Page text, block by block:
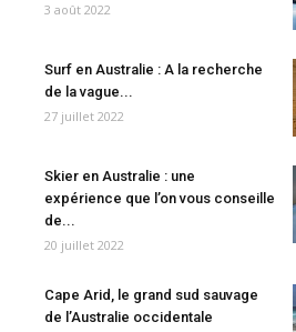
3 août 2022
Surf en Australie : A la recherche
de la vague...
27 juillet 2022
Skier en Australie : une
expérience que l’on vous conseille
de...
20 juillet 2022
Cape Arid, le grand sud sauvage
de l’Australie occidentale